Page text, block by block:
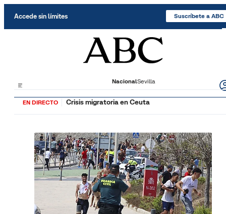
Accede sin límites Suscríbete a ABC
NacionalSevilla
EN DIRECTO Crisis migratoria en Ceuta